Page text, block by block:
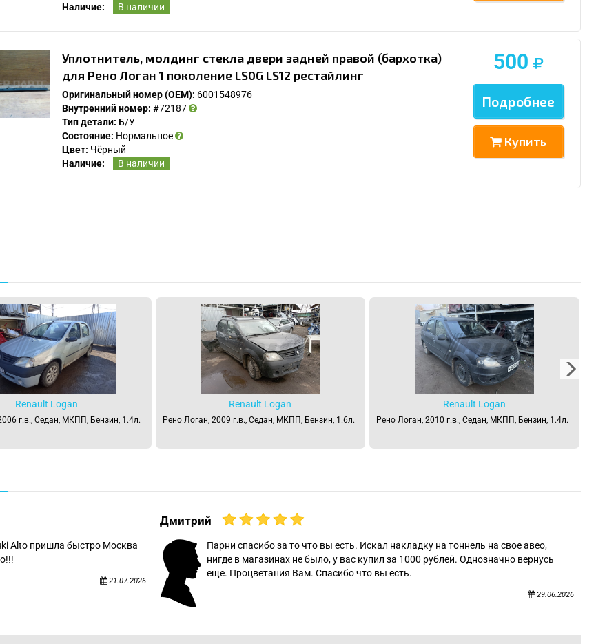
Наличие:
В наличии
Уплотнитель, молдинг стекла двери задней правой (бархотка)
для Рено Логан 1 поколение LS0G LS12 рестайлинг
Оригинальный номер (OEM): 6001548976
Внутренний номер: #72187
Тип детали: Б/У
Состояние: Нормальное
Цвет: Чёрный
Наличие:
В наличии
500
Подробнее
Купить
Renault Logan
г.в., Седан, МКПП, Бензин, 1.4л.
Renault Logan
Рено Логан, 2009 г.в., Седан, МКПП, Бензин, 1.6л.
Renault Logan
Рено Логан, 2010 г.в., Седан, МКПП, Бензин, 1.4л.
Alto пришла быстро Москва
21.07.2026
Дмитрий
Парни спасибо за то что вы есть. Искал накладку на тоннель на свое авео,
нигде в магазинах не было, у вас купил за 1000 рублей. Однозначно вернусь
еще. Процветания Вам. Спасибо что вы есть.
29.06.2026